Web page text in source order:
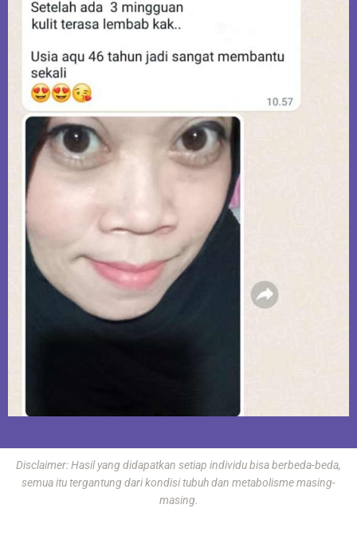
Disclaimer: Hasil yang didapatkan setiap individu bisa berbeda-beda,
semua itu tergantung dari kondisi tubuh dan metabolisme masing-
masing.